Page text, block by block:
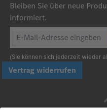
Bleiben Sie über neue
informiert.
(Sie können sich jederzeit wieder
Vertrag widerrufen